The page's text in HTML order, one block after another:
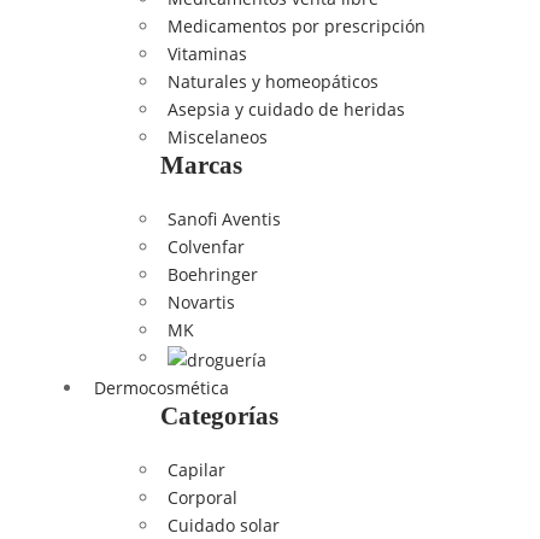
Medicamentos por prescripción
Vitaminas
Naturales y homeopáticos
Asepsia y cuidado de heridas
Miscelaneos
Marcas
Sanofi Aventis
Colvenfar
Boehringer
Novartis
MK
Dermocosmética
Categorías
Capilar
Corporal
Cuidado solar